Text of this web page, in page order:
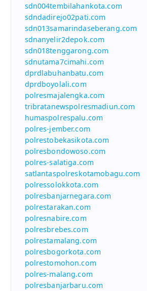
sdn004tembilahankota.com
sdndadirejo02pati.com
sdn013samarindaseberang.com
sdnanyelir2depok.com
sdn018tenggarong.com
sdnutama7cimahi.com
dprdlabuhanbatu.com
dprdboyolali.com
polresmajalengka.com
tribratanewspolresmadiun.com
humaspolrespalu.com
polres-jember.com
polrestobekasikota.com
polresbondowoso.com
polres-salatiga.com
satlantaspolreskotamobagu.com
polressolokkota.com
polresbanjarnegara.com
polrestarakan.com
polresnabire.com
polresbrebes.com
polrestamalang.com
polresbogorkota.com
polrestomohon.com
polres-malang.com
polresbanjarbaru.com